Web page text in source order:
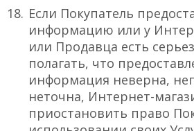
Если Покупатель
информацию или у
или Продавца есть
полагать, что
информация неверна,
неточна, Интернет-
приостановить право